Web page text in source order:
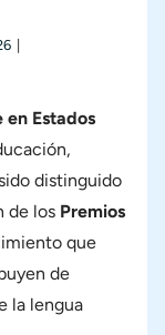
Estados
distinguido
de los Premios
que
de
la lengua